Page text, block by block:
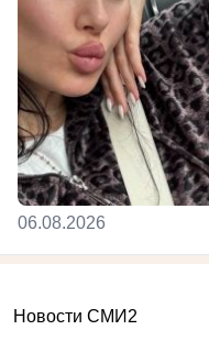
06.08.2026
Новости СМИ2